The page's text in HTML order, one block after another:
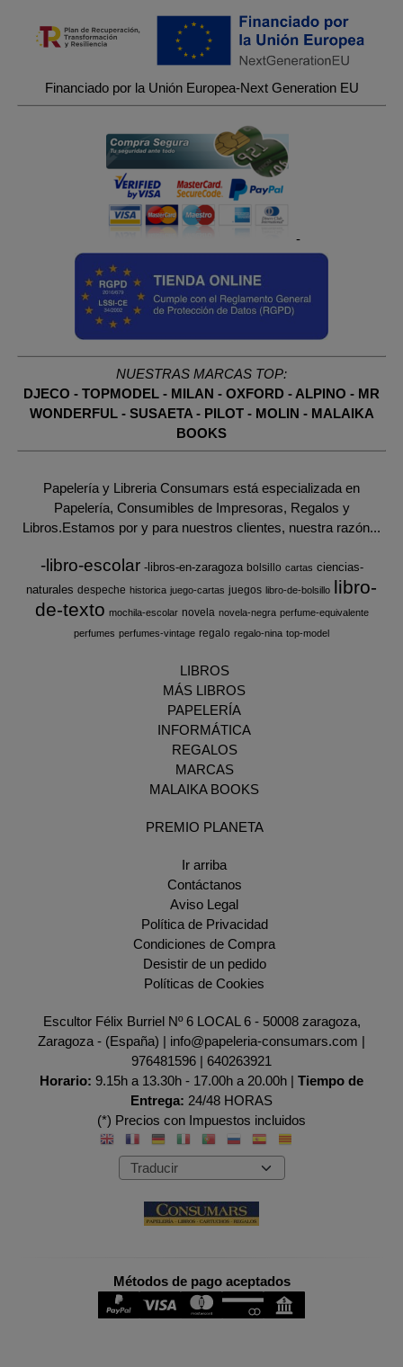
Financiado por la Unión Europea-Next Generation EU
-
NUESTRAS MARCAS TOP:
DJECO - TOPMODEL - MILAN - OXFORD - ALPINO - MR
WONDERFUL- SUSAETA- PILOT- MOLIN - MALAIKA
BOOKS
Papelería y Libreria Consumars está especializada en
Papelería, Consumibles de Impresoras, Regalos y
Libros.Estamos por y para nuestros clientes, nuestra razón...
-libro-escolar -libros-en-zaragoza bolsillo cartas ciencias-
naturales despeche historica juego-cartas juegos libro-de-bolsillo libro-
de-texto mochila-escolar novela novela-negra perfume-equivalente
perfumes perfumes-vintage regalo regalo-nina top-model
LIBROS
MÁS LIBROS
PAPELERÍA
INFORMÁTICA
REGALOS
MARCAS
MALAIKA BOOKS
PREMIO PLANETA
Ir arriba
Contáctanos
Aviso Legal
Política de Privacidad
Condiciones de Compra
Desistir de un pedido
Políticas de Cookies
Escultor Félix Burriel Nº 6 LOCAL 6 - 50008 zaragoza,
Zaragoza - (España) | info@papeleria-consumars.com |
976481596 | 640263921
Horario: 9.15h a 13.30h - 17.00h a 20.00h | Tiempo de
Entrega: 24/48 HORAS
(*) Precios con Impuestos incluidos
Métodos de pago aceptados